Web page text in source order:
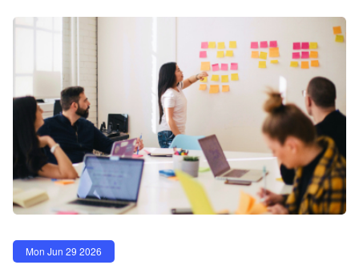
Mon Jun 29 2026